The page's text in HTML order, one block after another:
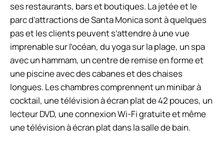
ses restaurants, bars et boutiques. La jetée et le
parc d’attractions de Santa Monica sont à quelques
pas et les clients peuvent s’attendre à une vue
imprenable sur l’océan, du yoga sur la plage, un spa
avec un hammam, un centre de remise en forme et
une piscine avec des cabanes et des chaises
longues. Les chambres comprennent un minibar à
cocktail, une télévision à écran plat de 42 pouces, un
lecteur DVD, une connexion Wi-Fi gratuite et même
une télévision à écran plat dans la salle de bain.